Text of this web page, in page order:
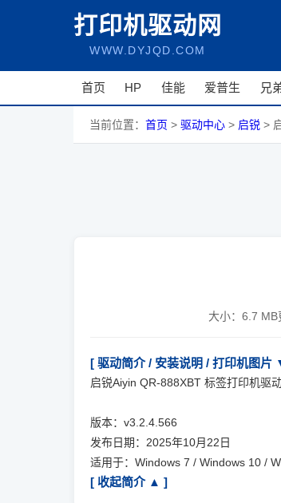
打印机驱动网
WWW.DYJQD.COM
首页 HP 佳能 爱普生 兄
当前位置： 首页 > 驱动中心 > 启锐 >
大小： 6.7 MB
[ 驱动简介 / 安装说明 / 打印机图片
启锐Aiyin QR-888XBT 标签打印机驱
版本：v3.2.4.566
发布日期：2025年10月22日
适用于：Windows 7 / Windows 10 /
[ 收起简介 ▲ ]